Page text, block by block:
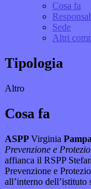
Cosa fa
Sede
Altri
Tipologia
Altro
Cosa fa
ASPPVirginia
Prevenzione e
affianca il RSPP
Prevenzione e
all’interno dell’istituto